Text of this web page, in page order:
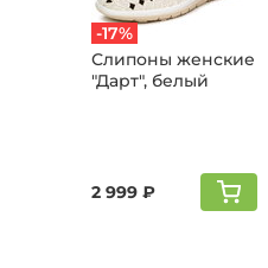
-17%
Слипоны женские
"Дарт", белый
2 999 ₽